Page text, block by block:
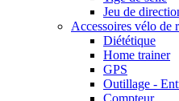
Jeu de
Accessoires vélo de
Diététique
Home trainer
GPS
Outillage -
Compteur